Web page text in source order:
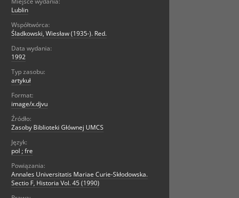
Lublin
Współtwórca:
Śladkowski, Wiesław (1935-). Red.
Data wydania:
1992
Typ zasobu:
artykuł
Format:
image/x.djvu
Źródło:
Zasoby Biblioteki Głównej UMCS
Język:
pol ; fre
Powiązania:
Annales Universitatis Mariae Curie-Skłodowska.
Sectio F, Historia Vol. 45 (1990)